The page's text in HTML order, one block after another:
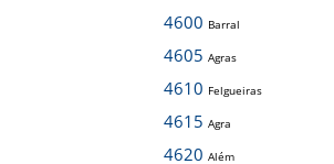
4600 Barral
4605 Agras
4610 Felgueiras
4615 Agra
4620 Além